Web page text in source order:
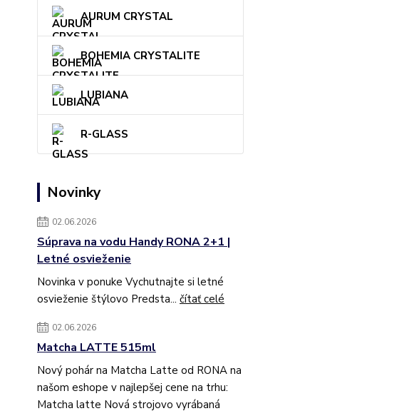
AURUM CRYSTAL
BOHEMIA CRYSTALITE
LUBIANA
R-GLASS
Novinky
02.06.2026
Súprava na vodu Handy RONA 2+1 |
Letné osvieženie
Novinka v ponuke Vychutnajte si letné
osvieženie štýlovo Predsta... čítať celé
02.06.2026
Matcha LATTE 515ml
Nový pohár na Matcha Latte od RONA na
našom eshope v najlepšej cene na trhu:
Matcha latte Nová strojovo vyrábaná